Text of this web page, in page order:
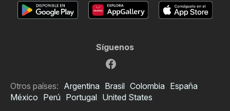
Síguenos
Otros países: Argentina Brasil Colombia España
México Perú Portugal United States